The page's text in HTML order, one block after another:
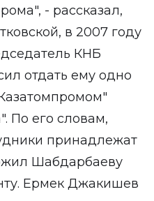
- рассказал,
в 2007 году
КНБ
отдать ему одно
По его словам,
принадлежат
Шабдарбаеву
Ермек Джакишев